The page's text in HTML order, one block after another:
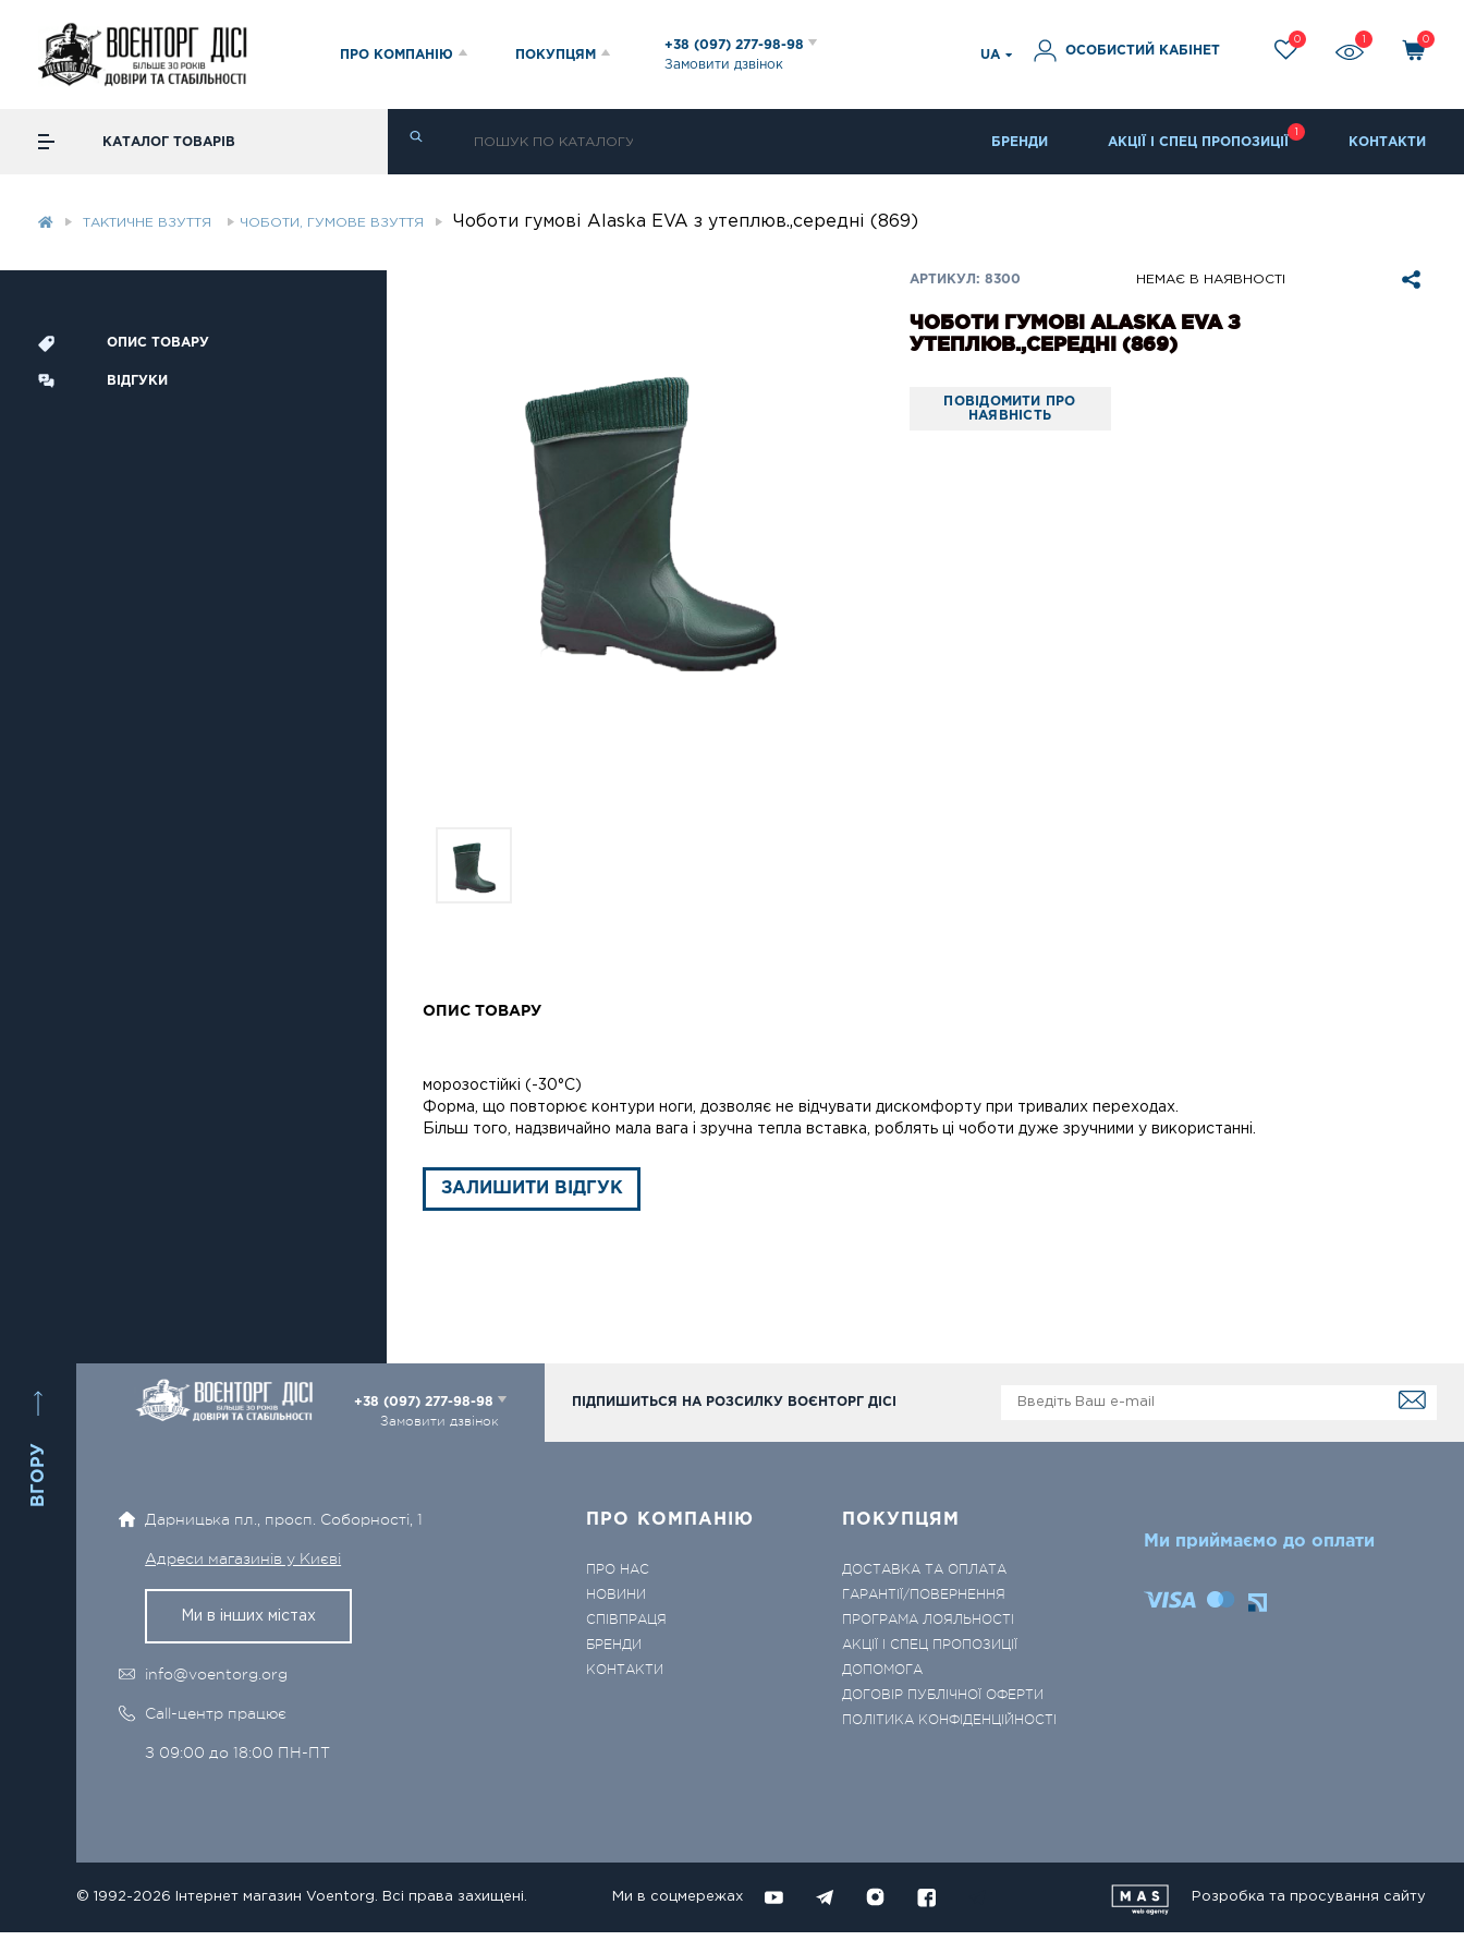
ПРО КОМПАНІЮ ПОКУПЦЯМ
+38 (097) 277-98-98
Замовити дзвінок
UA ОСОБИСТИЙ КАБІНЕТ
0 0
КАТАЛОГ ТОВАРІВ БРЕНДИ АКЦІЇ І СПЕЦ ПРОПОЗИЦІЇ КОНТАКТИ
ТАКТИЧНЕ ВЗУТТЯ ЧОБОТИ, ГУМОВЕ ВЗУТТЯ Чоботи гумові Alaska EVA з утеплюв.,середні (869)
ОПИС ТОВАРУ
ВІДГУКИ
АРТИКУЛ: 8300 НЕМАЄ В НАЯВНОСТІ
ЧОБОТИ ГУМОВІ ALASKA EVA З
УТЕПЛЮВ.,СЕРЕДНІ (869)
ПОВІДОМИТИ ПРО
НАЯВНІСТЬ
ОПИС ТОВАРУ
морозостійкі (-30°C)
Форма, що повторює контури ноги, дозволяє не відчувати дискомфорту при тривалих переходах.
Більш того, надзвичайно мала вага і зручна тепла вставка, роблять ці чоботи дуже зручними у використанні.
ЗАЛИШИТИ ВІДГУК
ВГОРУ
+38 (097) 277-98-98
Замовити дзвінок
ПІДПИШИТЬСЯ НА РОЗСИЛКУ ВОЄНТОРГ ДІСІ
Дарницька пл., просп. Соборності, 1
Адреси магазинів у Києві
Ми в інших містах
info@voentorg.org
Call-центр працює
З 09:00 до 18:00 ПН-ПТ
ПРО КОМПАНІЮ
ПРО НАС
НОВИНИ
СПІВПРАЦЯ
БРЕНДИ
КОНТАКТИ
ПОКУПЦЯМ
ДОСТАВКА ТА ОПЛАТА
ГАРАНТІЇ/ПОВЕРНЕННЯ
ПРОГРАМА ЛОЯЛЬНОСТІ
АКЦІЇ І СПЕЦ ПРОПОЗИЦІЇ
ДОПОМОГА
ДОГОВІР ПУБЛІЧНОЇ ОФЕРТИ
ПОЛІТИКА КОНФІДЕНЦІЙНОСТІ
Ми приймаємо до оплати
© 1992-2026 Інтернет магазин Voentorg. Всі права захищені. Ми в соцмережах Розробка та просування сайту